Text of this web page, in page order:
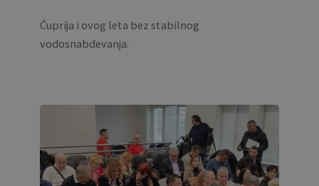
Ćuprija i ovog leta bez stabilnog
vodosnabdevanja.